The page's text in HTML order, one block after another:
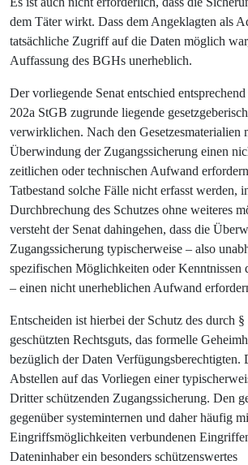
dem Täter wirkt. Dass dem Angeklagten als
tatsächliche Zugriff auf die Daten möglich
Auffassung des BGHs unerheblich.
Der vorliegende Senat entschied
202a StGB zugrunde liegende
verwirklichen. Nach den Gesetzesmaterialien
Überwindung der Zugangssicherung einen
zeitlichen oder technischen Aufwand
Tatbestand solche Fälle nicht erfasst werden,
Durchbrechung des Schutzes ohne weiteres
versteht der Senat dahingehen, dass die
Zugangssicherung typischerweise – also
spezifischen Möglichkeiten oder Kenntnissen
– einen nicht unerheblichen Aufwand
Entscheiden ist hierbei der Schutz des durch
geschützten Rechtsguts, das formelle
bezüglich der Daten Verfügungsberechtigten.
Abstellen auf das Vorliegen einer
Dritter schützenden Zugangssicherung. Den
gegenüber systeminternen und daher häufig
Eingriffsmöglichkeiten verbundenen
Dateninhaber ein besonders schützenswertes